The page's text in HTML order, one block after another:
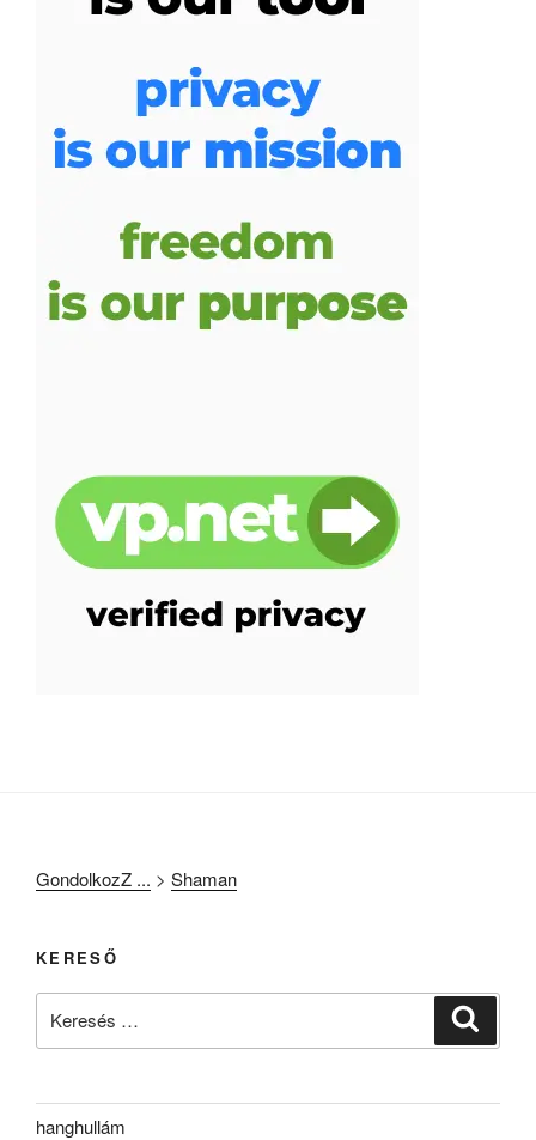
GondolkozZ ... > Shaman
KERESŐ
hanghullám